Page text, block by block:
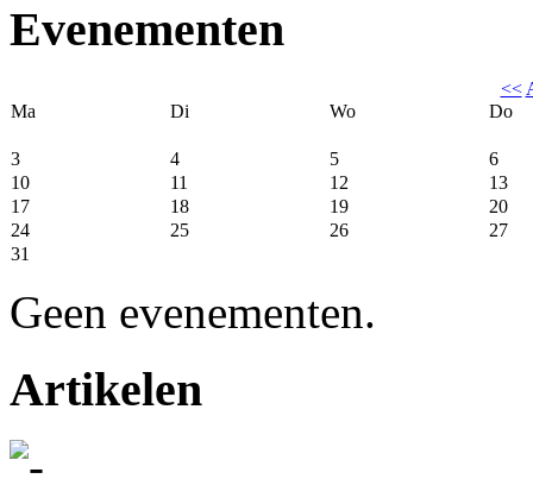
Evenementen
<<
Ma
Di Wo Do
3 4 5
6
10
11 12
13
17
18 19
20
24
25 26
27
31
Geen evenementen.
Artikelen